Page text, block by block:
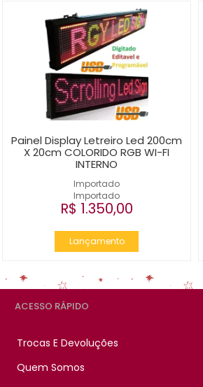
Importado
Importado
Painel Display Letreiro Led 200cm
X 20cm COLORIDO RGB WI-FI
INTERNO
R$ 1.350,00
Lançamento
ACESSO RÁPIDO
Trocas E Devoluções
Quem Somos